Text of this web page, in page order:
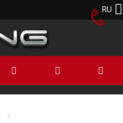
RU